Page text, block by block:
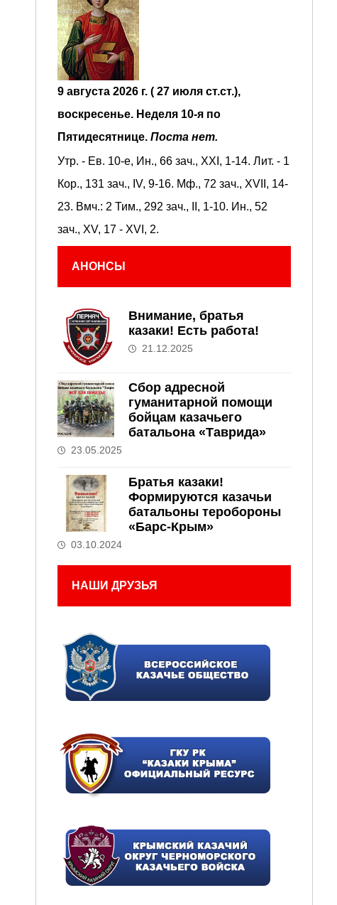
9 августа 2026 г. ( 27 июля ст.ст.),
воскресенье. Неделя 10-я по
Пятидесятнице. Поста нет.
Утр. - Ев. 10-е, Ин., 66 зач., XXI, 1-14. Лит. - 1
Кор., 131 зач., IV, 9-16. Мф., 72 зач., XVII, 14-
23. Вмч.: 2 Тим., 292 зач., II, 1-10. Ин., 52
зач., XV, 17 - XVI, 2.
АНОНСЫ
Внимание, братья
казаки! Есть работа!
21.12.2025
Сбор адресной
гуманитарной помощи
бойцам казачьего
батальона «Таврида»
23.05.2025
Братья казаки!
Формируются казачьи
батальоны теробороны
«Барс-Крым»
03.10.2024
НАШИ ДРУЗЬЯ